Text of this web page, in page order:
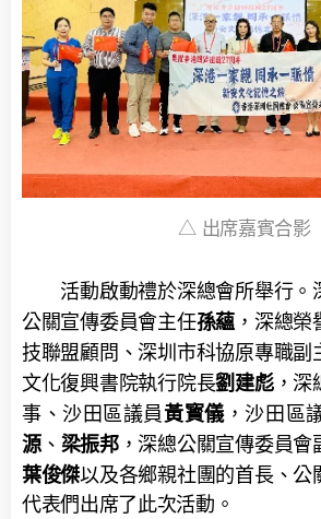
△ 出席嘉賓合影
活動啟動禮於深總會所舉行。
公關宣傳委員會主任孫蘊 ，深總
技聯盟顧問、深圳市科協原專職副
文化復興書院執行院長劉建彪，深
事、沙田區議員黃寳儀，沙田區
源、 梁振邦，深總公關宣傳委員會
葉俊傑以及各鄉親社團的首長、公
代表們出席了此次活動。